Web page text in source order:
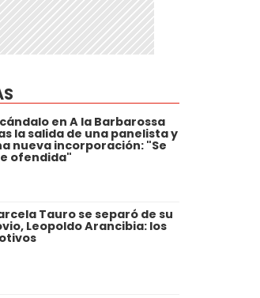
en A la Barbarossa
la salida de una panelista y
nueva incorporación: "Se
ofendida"
Tauro se separó de su
Leopoldo Arancibia: los